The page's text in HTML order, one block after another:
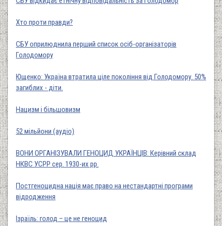
Хто проти правди?
СБУ оприлюднила перший список осіб-організаторів
Голодомору
Ющенко: Україна втратила ціле покоління від Голодомору. 50%
загиблих - діти.
Нацизм і більшовизм
52 мільйони (аудіо)
ВОНИ ОРГАНІЗУВАЛИ ГЕНОЦИД УКРАЇНЦІВ: Керівний склад
НКВС УСРР сер. 1930-их рр.
Постгеноцидна нація має право на нестандартні програми
відродження
Ізраїль: голод – це не геноцид